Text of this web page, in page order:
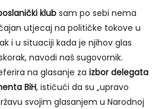
klub sam po sebi nema
utjecaj na političke tokove u
i u situaciji kada je njihov glas
navodi naš sugovornik.
na glasanje za izbor delegata
BiH, ističući da su „upravo
svojim glasanjem u Narodnoj